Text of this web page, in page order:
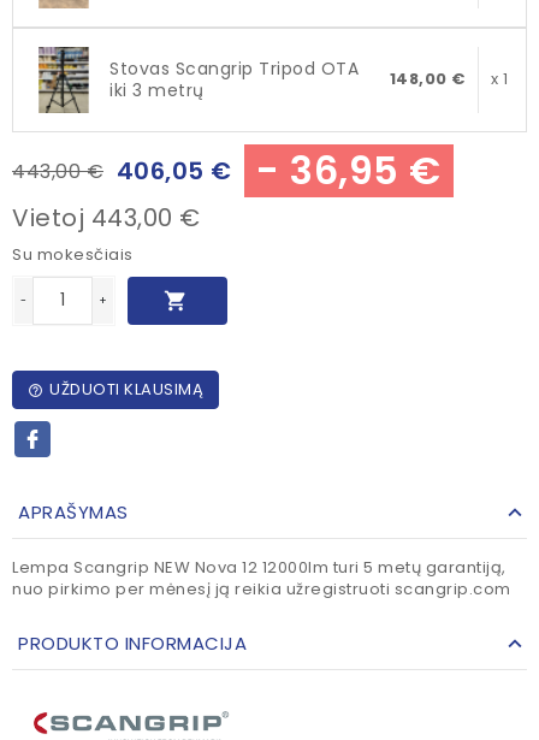
Stovas Scangrip Tripod OTA
iki 3 metrų
148,00 € x 1
443,00 € 406,05 € - 36,95 €
Vietoj 443,00 €
Su mokesčiais
- + 
help_outline UŽDUOTI KLAUSIMĄ
APRAŠYMAS
Lempa Scangrip NEW Nova 12 12000lm turi 5 metų garantiją,
nuo pirkimo per mėnesį ją reikia užregistruoti scangrip.com
PRODUKTO INFORMACIJA